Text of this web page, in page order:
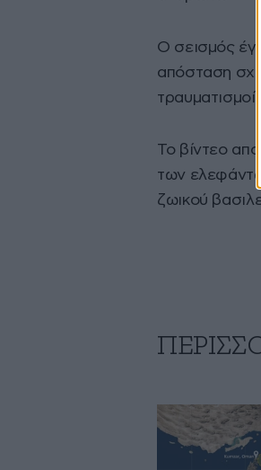
Ο σεισμός
απόσταση
τραυματισμοί
Το βίντεο
των
ζωικού